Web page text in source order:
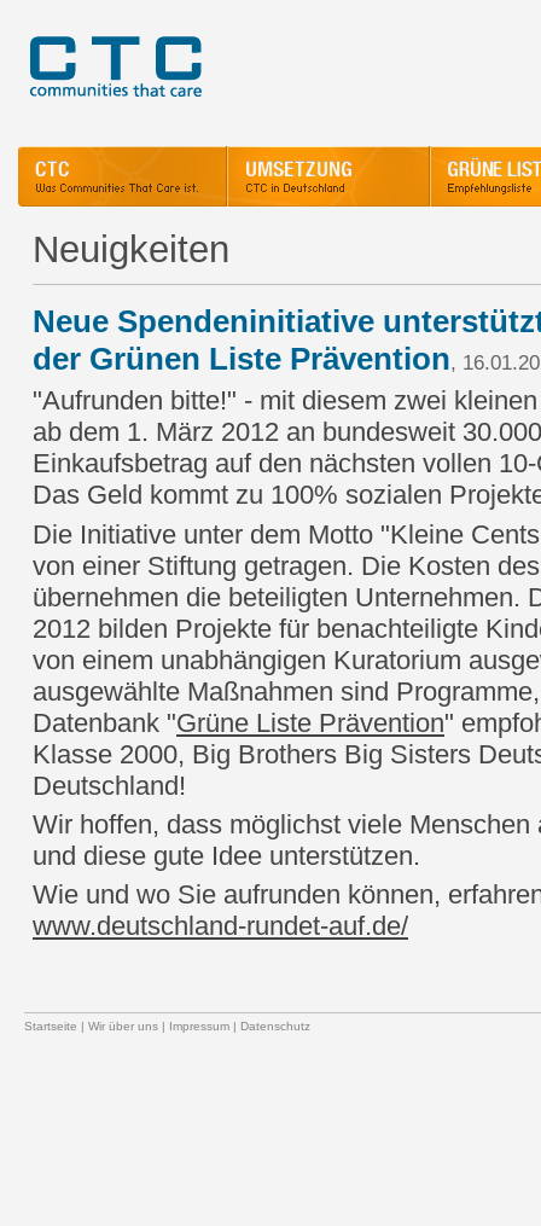
Neuigkeiten
Neue Spendeninitiative
der Grünen Liste Prävention,
"Aufrunden bitte!" - mit diesem zwei
ab dem 1. März 2012 an bundesweit
Einkaufsbetrag auf den nächsten vollen
Das Geld kommt zu 100% sozialen
Die Initiative unter dem Motto "Kleine
von einer Stiftung getragen. Die Kosten
übernehmen die beteiligten Unternehmen.
2012 bilden Projekte für benachteiligte
von einem unabhängigen Kuratorium
ausgewählte Maßnahmen sind
Datenbank "Grüne Liste Prävention"
Klasse 2000, Big Brothers Big Sisters
Deutschland!
Wir hoffen, dass möglichst viele Menschen
und diese gute Idee unterstützen.
Wie und wo Sie aufrunden können,
www.deutschland-rundet-auf.de/
Startseite Wir über uns Impressum Datenschutz